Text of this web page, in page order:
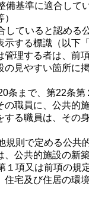
基準に適合して
ていると認める
する標識（以下
理する者は、前
見やすい箇所に
条まで、第22条第
の職員に、公共的
る職員は、その
則で定める公共
公共的施設の新
項又は前項の規
宅及び住居の環